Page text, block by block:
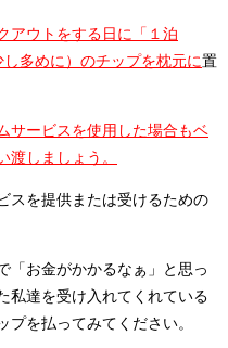
アウトをする日に「１泊
多めに）のチップを枕元に置
サービスを使用した場合もベ
渡しましょう。
スを提供または受けるための
「お金がかかるなぁ」と思っ
私達を受け入れてくれている
を払ってみてください。